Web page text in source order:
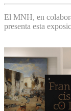
El MNH, en
presenta esta